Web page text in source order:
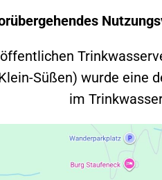
Süßen) wurde eine
im